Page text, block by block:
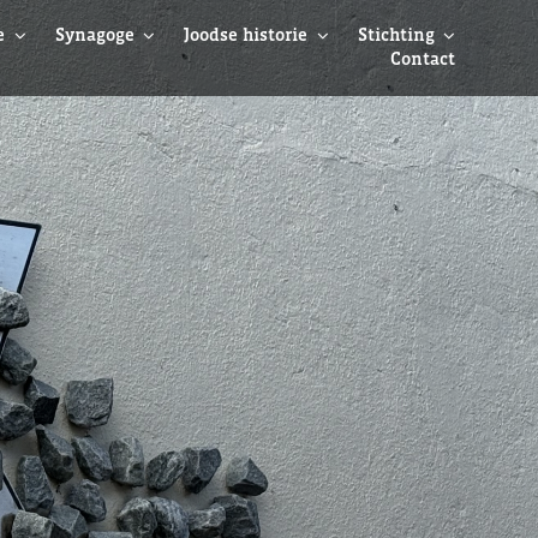
Synagoge Joodse historie
Stichting
Contact